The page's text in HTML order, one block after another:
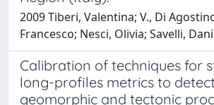
2009 Tiberi, Valentina; V., Di
Francesco; Nesci, Olivia; Savelli,
Calibration of techniques for
long-profiles metrics to
geomorphic and tectonic